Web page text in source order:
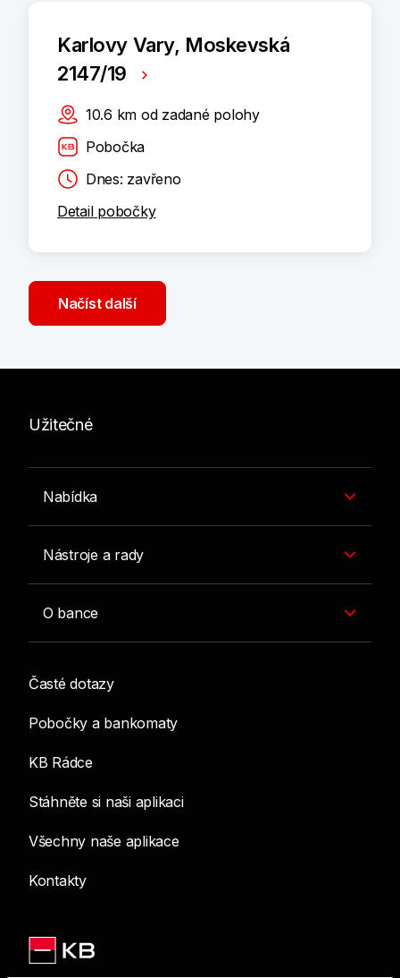
Karlovy Vary, Moskevská
2147/19
10.6 km od zadané polohy
Pobočka
Dnes: zavřeno
Detail pobočky
Načíst další
Užitečné
Nabídka
Nástroje a rady
O bance
Časté dotazy
Pobočky a bankomaty
KB Rádce
Stáhněte si naši aplikaci
Všechny naše aplikace
Kontakty